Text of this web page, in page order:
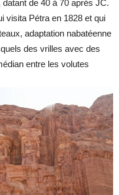
de 40 à 70 après JC.
visita Pétra en 1828 et qui
adaptation nabatéenne
des vrilles avec des
entre les volutes